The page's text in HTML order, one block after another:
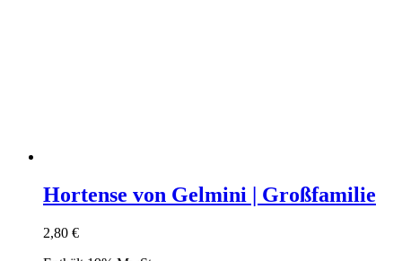
Hortense von Gelmini | Großfamilie
2,80 €